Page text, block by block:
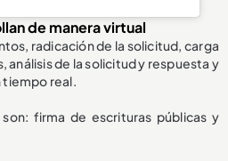
de manera virtual
radicación de la solicitud, carga
de la solicitud y respuesta y
real.
firma de escrituras públicas y